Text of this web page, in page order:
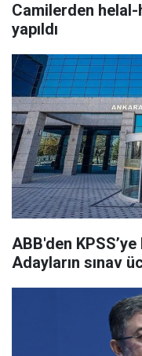
Camilerden helal-
yapıldı
ABB'den
Adayların sınav